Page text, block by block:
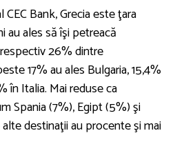
Bank, Grecia este ţara
au ales să îşi petreacă
26% dintre
17% au ales Bulgaria, 15,4%
în Italia. Mai reduse ca
Spania (7%), Egipt (5%) şi
destinaţii au procente şi mai